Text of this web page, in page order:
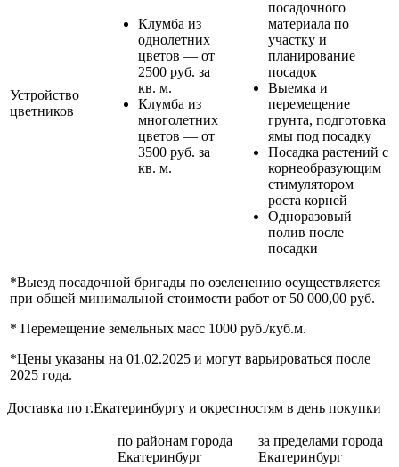
Устройство
цветников
Клумба из
однолетних
цветов — от
2500 руб. за
кв. м.
Клумба из
многолетних
цветов — от
3500 руб. за
кв. м.
посадочного
материала по
участку и
планирование
посадок
Выемка и
перемещение
грунта, подготовка
ямы под посадку
Посадка растений с
корнеобразующим
стимулятором
роста корней
Одноразовый
полив после
посадки
*Выезд посадочной бригады по озеленению осуществляется
при общей минимальной стоимости работ от 50 000,00 руб.
* Перемещение земельных масс 1000 руб./куб.м.
*Цены указаны на 01.02.2025 и могут варьироваться после
2025 года.
Доставка по г.Екатеринбургу и окрестностям в день покупки
по районам города
Екатеринбург
за пределами города
Екатеринбург